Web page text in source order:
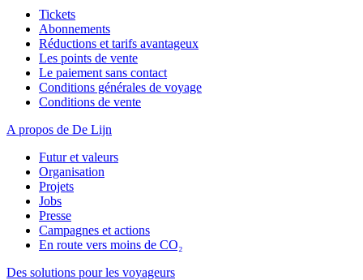
Tickets
Abonnements
Réductions et tarifs avantageux
Les points de vente
Le paiement sans contact
Conditions générales de voyage
Conditions de vente
A propos de De Lijn
Futur et valeurs
Organisation
Projets
Jobs
Presse
Campagnes et actions
En route vers moins de CO₂
Des solutions pour les voyageurs